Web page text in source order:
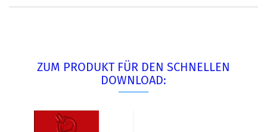
ZUM PRODUKT FÜR DEN SCHNELLEN
DOWNLOAD: